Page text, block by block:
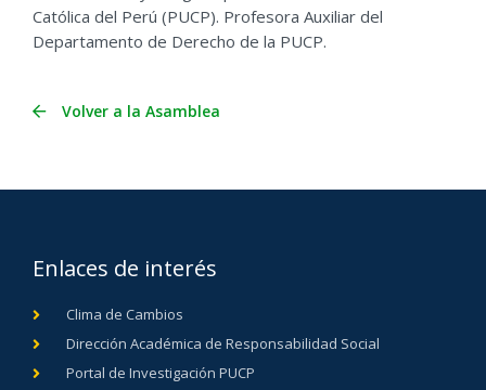
Católica del Perú (PUCP). Profesora Auxiliar del
Departamento de Derecho de la PUCP.
Volver a la Asamblea
Enlaces de interés
Clima de Cambios
Dirección Académica de Responsabilidad Social
Portal de Investigación PUCP